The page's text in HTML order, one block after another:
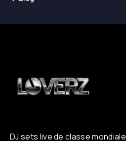
DJ sets live de classe mondiale